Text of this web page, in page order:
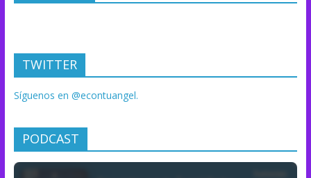
TWITTER
Síguenos en @econtuangel.
PODCAST